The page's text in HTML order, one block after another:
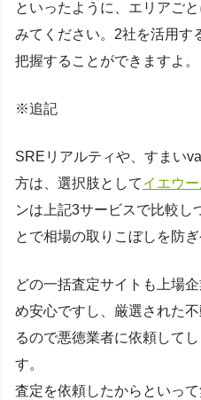
といったように、エリアご
みてください。2社を活用す
把握することができますよ。
※追記
SREリアルティや、すまい
方は、選択肢としてイエウ
ンは上記3サービスで比較し
とで相場の取りこぼしを防ぎ
どの一括査定サイトも上場
め安心ですし、厳選された
るので悪徳業者に依頼して
す。
査定を依頼したからといっ